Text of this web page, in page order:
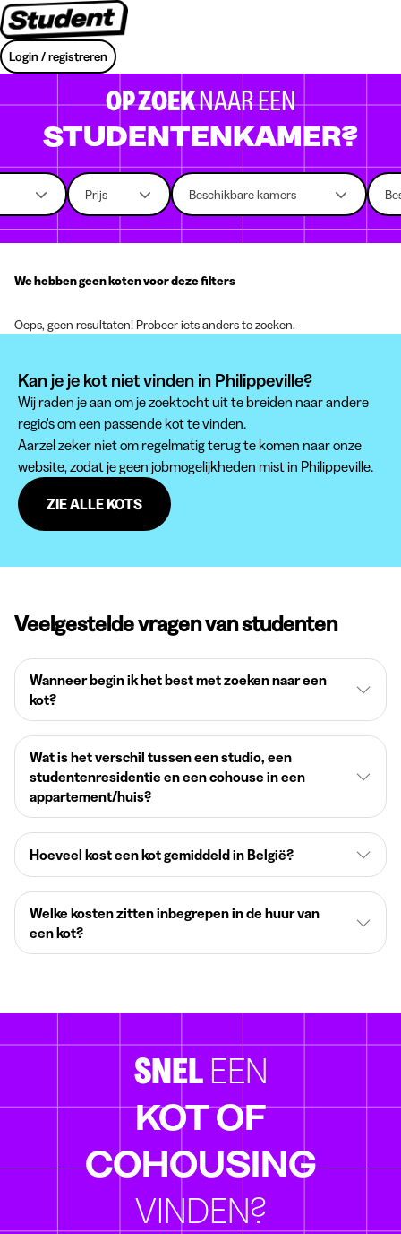
Login / registreren
OP ZOEKNAAR EEN
STUDENTENKAMER?
Prijs Beschikbare kamers
We hebben geen koten voor deze filters
Oeps, geen resultaten! Probeer iets anders te zoeken.
Kan je je kot niet vinden in Philippeville?
Wij raden je aan om je zoektocht uit te breiden naar andere
regio's om een passende kot te vinden.
Aarzel zeker niet om regelmatig terug te komen naar onze
website, zodat je geen jobmogelijkheden mist in Philippeville.
ZIE ALLE KOTS
Veelgestelde vragen van studenten
Wanneer begin ik het best met zoeken naar een
kot?
Wat is het verschil tussen een studio, een
studentenresidentie en een cohouse in een
appartement/huis?
Hoeveel kost een kot gemiddeld in België?
Welke kosten zitten inbegrepen in de huur van
een kot?
SNEL EEN
KOT OF
COHOUSING
VINDEN?